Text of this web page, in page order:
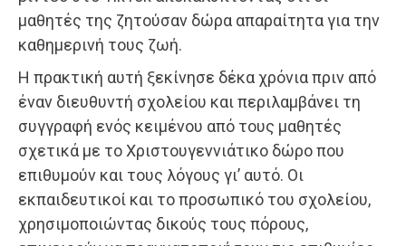
μαθητές της ζητούσαν δώρα απαραίτητα για την
καθημερινή τους ζωή.
Η πρακτική αυτή ξεκίνησε δέκα χρόνια πριν από
έναν διευθυντή σχολείου και περιλαμβάνει τη
συγγραφή ενός κειμένου από τους μαθητές
σχετικά με το Χριστουγεννιάτικο δώρο που
επιθυμούν και τους λόγους γι’ αυτό. Οι
εκπαιδευτικοί και το προσωπικό του σχολείου,
χρησιμοποιώντας δικούς τους πόρους,